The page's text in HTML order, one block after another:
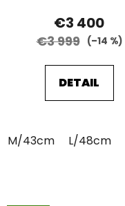
€3 400
€3 999 (–14 %)
DETAIL
M/43cm L/48cm